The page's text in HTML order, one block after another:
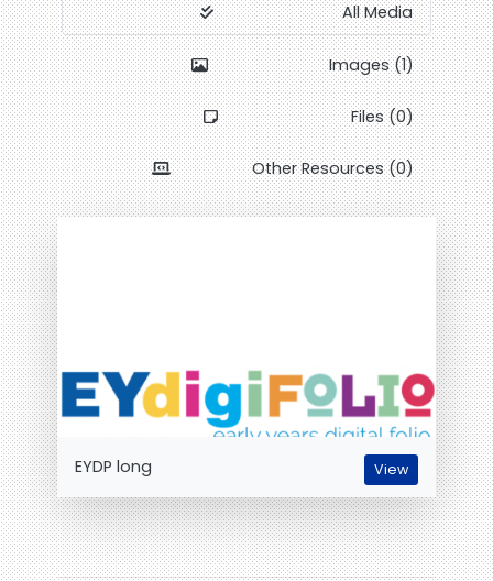
All Media
Images (1)
Files (0)
Other Resources (0)
EYDP long View